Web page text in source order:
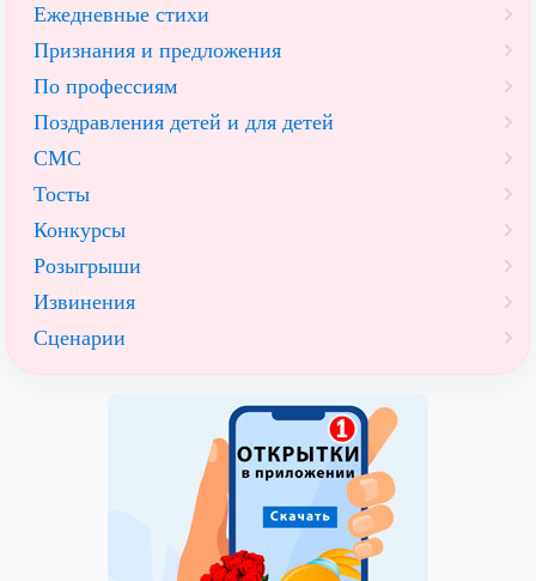
Ежедневные стихи
Признания и предложения
По профессиям
Поздравления детей и для детей
СМС
Тосты
Конкурсы
Розыгрыши
Извинения
Сценарии